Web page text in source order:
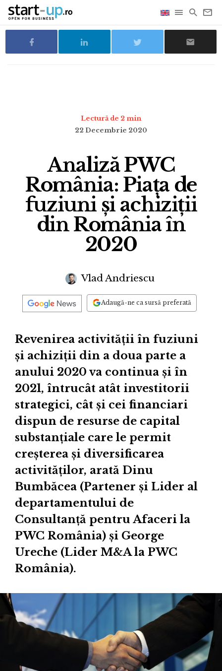
Lectură de 2 min
22 Decembrie 2020
Analiză PWC
România: Piața de
fuziuni și achiziții
din România în
2020
Vlad Andriescu
Adaugă-ne ca sursă preferată
Revenirea activității în fuziuni
și achiziții din a doua parte a
anului 2020 va continua și în
2021, întrucât atât investitorii
strategici, cât și cei financiari
dispun de resurse de capital
substanțiale care le permit
creșterea și diversificarea
activităților, arată Dinu
Bumbăcea (Partener și Lider al
departamentului de
Consultanță pentru Afaceri la
PWC România) și George
Ureche (Lider M&A la PWC
România).